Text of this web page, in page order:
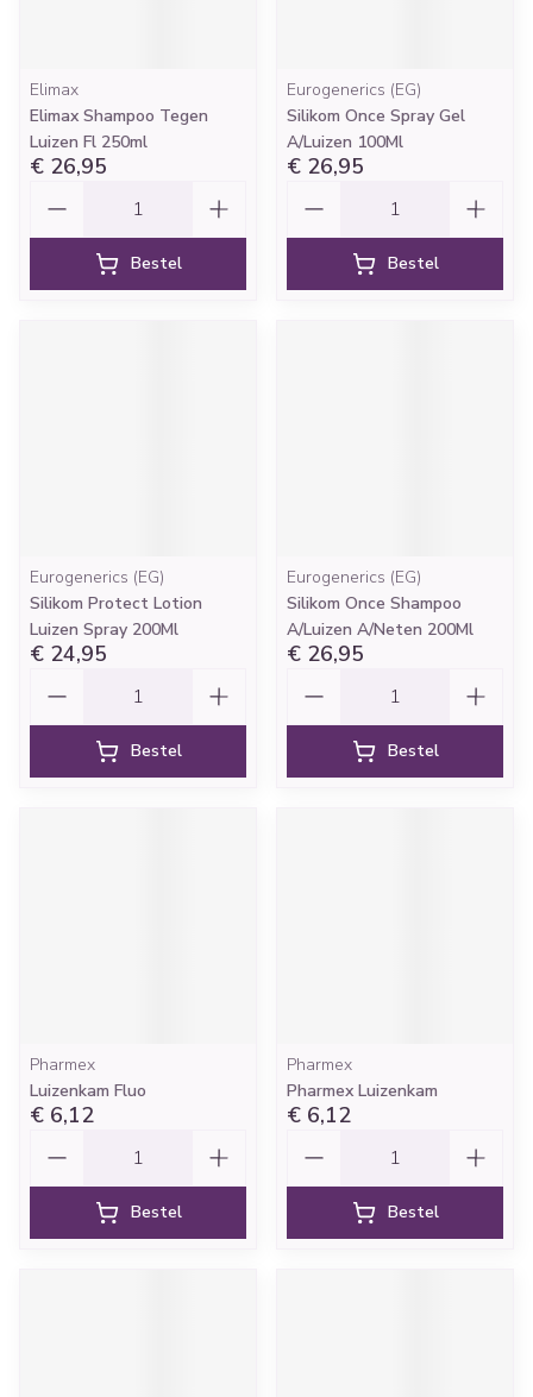
Elimax
Elimax Shampoo Tegen
Luizen Fl 250ml
€ 26,95
Bestel
Eurogenerics (EG)
Silikom Once Spray Gel
A/Luizen 100Ml
€ 26,95
Bestel
Eurogenerics (EG)
Silikom Protect Lotion
Luizen Spray 200Ml
€ 24,95
Bestel
Eurogenerics (EG)
Silikom Once Shampoo
A/Luizen A/Neten 200Ml
€ 26,95
Bestel
Pharmex
Luizenkam Fluo
€ 6,12
Bestel
Pharmex
Pharmex Luizenkam
€ 6,12
Bestel